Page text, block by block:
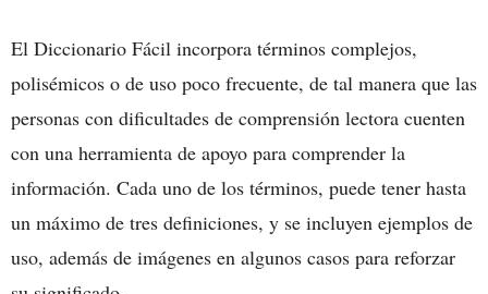
El Diccionario Fácil incorpora términos complejos,
polisémicos o de uso poco frecuente, de tal manera que las
personas con dificultades de comprensión lectora cuenten
con una herramienta de apoyo para comprender la
información. Cada uno de los términos, puede tener hasta
un máximo de tres definiciones, y se incluyen ejemplos de
uso, además de imágenes en algunos casos para reforzar